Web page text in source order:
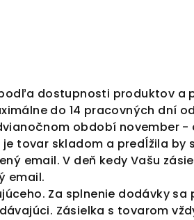
dostupnosti produktov a
do 14 pracovných dní
období november -
tovar skladom a predĺžila
email. V deň kedy Vašu
email.
Za splnenie dodávky
Zásielka s tovarom